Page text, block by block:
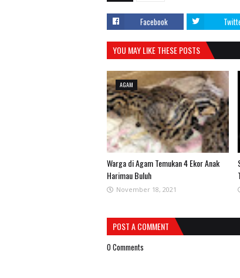
Facebook
YOU MAY LIKE THESE POSTS
AGAM
Warga di Agam Temukan 4 Ekor Anak
Harimau Buluh
November 18, 2021
POST A COMMENT
0 Comments